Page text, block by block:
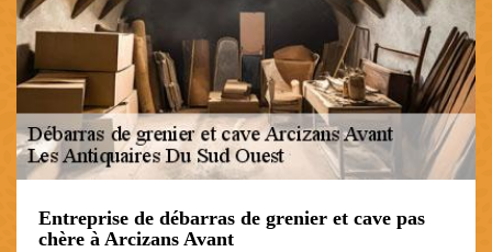
Entreprise de débarras de grenier et cave pas
chère à Arcizans Avant